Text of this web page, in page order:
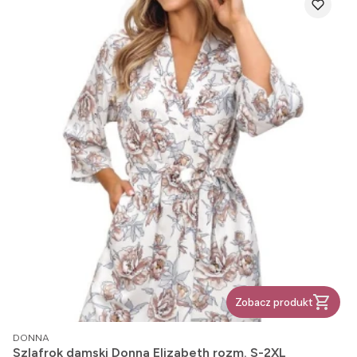
Zobacz produkt
PRODUCENT
DONNA
Szlafrok damski Donna Elizabeth rozm. S-2XL